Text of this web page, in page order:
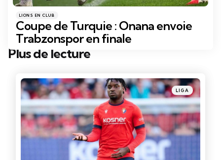
Catégories
Posté
dans
LIONS EN CLUB
Coupe de Turquie : Onana envoie
Trabzonspor en finale
Plus de lecture
Post
Posté
dans
LIGA